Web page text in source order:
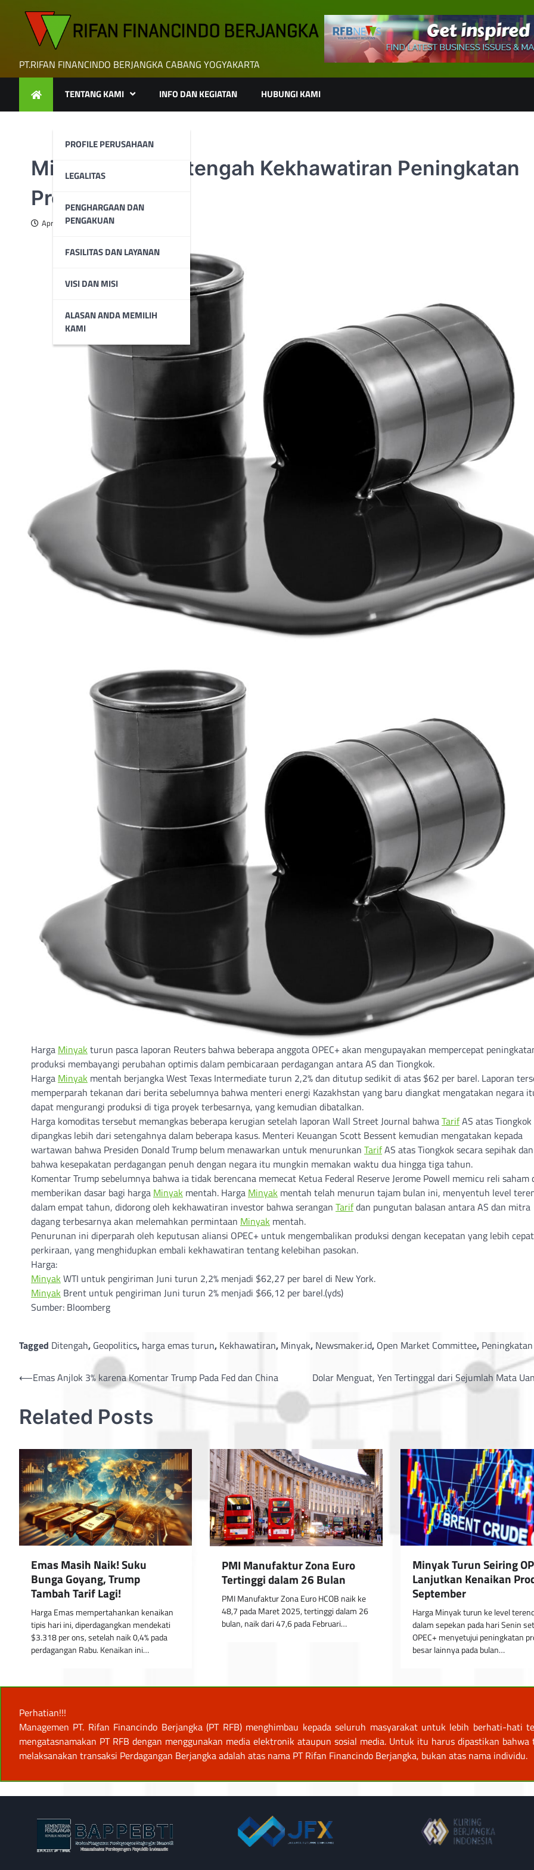
PT.RIFAN FINANCINDO BERJANGKA CABANG YOGYAKARTA
TENTANG KAMI
PROFILE PERUSAHAAN
LEGALITAS
PENGHARGAAN DAN
PENGAKUAN
FASILITAS DAN LAYANAN
VISI DAN MISI
ALASAN ANDA MEMILIH
KAMI
INFO DAN KEGIATAN HUBUNGI KAMI
Minyak Turun Ditengah Kekhawatiran Peningkatan
Produksi OPEC
April 24, 2025
Harga Minyak turun pasca laporan Reuters bahwa beberapa anggota OPEC+ akan mengupayakan mempercepat
produksi membayangi perubahan optimis dalam pembicaraan perdagangan antara AS dan Tiongkok.
Harga Minyak mentah berjangka West Texas Intermediate turun 2,2% dan ditutup sedikit di atas $62 per barel. Laporan
memperparah tekanan dari berita sebelumnya bahwa menteri energi Kazakhstan yang baru diangkat mengatakan negara
dapat mengurangi produksi di tiga proyek terbesarnya, yang kemudian dibatalkan.
Harga komoditas tersebut memangkas beberapa kerugian setelah laporan Wall Street Journal bahwaTarifAS atas
dipangkas lebih dari setengahnya dalam beberapa kasus. Menteri Keuangan Scott Bessent kemudian mengatakan kepada
wartawan bahwa Presiden Donald Trump belum menawarkan untuk menurunkan TarifAS atas Tiongkok secara sepihak dan
bahwa kesepakatan perdagangan penuh dengan negara itu mungkin memakan waktu dua hingga tiga tahun.
Komentar Trump sebelumnya bahwa ia tidak berencana memecat Ketua Federal Reserve Jerome Powell memicu reli saham
memberikan dasar bagi harga Minyak mentah. Harga Minyak mentah telah menurun tajam bulan ini, menyentuh level
dalam empat tahun, didorong oleh kekhawatiran investor bahwa serangan Tarifdan pungutan balasan antara AS dan mitra
dagang terbesarnya akan melemahkan permintaan Minyak mentah.
Penurunan ini diperparah oleh keputusan aliansi OPEC+ untuk mengembalikan produksi dengan kecepatan yang lebih
perkiraan, yang menghidupkan embali kekhawatiran tentang kelebihan pasokan.
Harga:
Minyak WTI untuk pengiriman Juni turun 2,2% menjadi $62,27 per barel di New York.
Minyak Brent untuk pengiriman Juni turun 2% menjadi $66,12 per barel.(yds)
Sumber: Bloomberg
Tagged Ditengah, Geopolitics, harga emas turun, Kekhawatiran, Minyak, Newsmaker.id, Open Market Committee, Peningkatan
Post
⟵Emas Anjlok 3% karena Komentar Trump Pada Fed dan China Dolar Menguat, Yen Tertinggal dari Sejumlah Mata
Related Posts
Emas Masih Naik! Suku
Bunga Goyang, Trump
Tambah Tarif Lagi!
Harga Emas mempertahankan kenaikan
tipis hari ini, diperdagangkan mendekati
$3.318 per ons, setelah naik 0,4% pada
perdagangan Rabu. Kenaikan ini…
PMI Manufaktur Zona Euro
Tertinggi dalam 26 Bulan
PMI Manufaktur Zona Euro HCOB naik ke
48,7 pada Maret 2025, tertinggi dalam 26
bulan, naik dari 47,6 pada Februari…
Minyak Turun Seiring
Lanjutkan Kenaikan
September
Harga Minyak turun ke level
dalam sepekan pada hari Senin
OPEC+ menyetujui peningkatan
besar lainnya pada bulan…
Perhatian!!!
Managemen PT. Rifan Financindo Berjangka (PT RFB) menghimbau kepada seluruh masyarakat untuk lebih berhati-hati
mengatasnamakan PT RFB dengan menggunakan media elektronik ataupun sosial media. Untuk itu harus dipastikan
melaksanakan transaksi Perdagangan Berjangka adalah atas nama PT Rifan Financindo Berjangka, bukan atas nama individu.